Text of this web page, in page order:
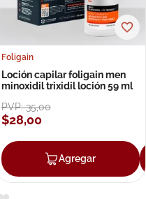
Agregar
Foligain
Loción capilar foligain men
minoxidil trixidil loción 59 ml
PVP:35,00
$28,00
Agregar